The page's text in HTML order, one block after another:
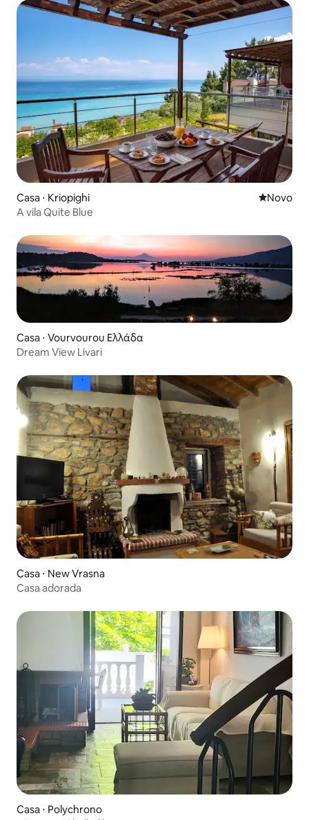
Casa ⋅ Kriopighi Novo
Novo
A vila Quite Blue
Casa ⋅ Vourvourou Ελλάδα
Dream View Livari
Casa ⋅ New Vrasna
Casa adorada
Casa ⋅ Polychrono